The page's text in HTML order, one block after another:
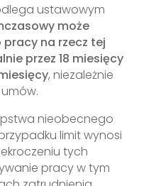
ustawowym
może
na rzecz tej
przez 18 miesięcy
, niezależnie
nieobecnego
limit wynosi
tych
pracy w tym